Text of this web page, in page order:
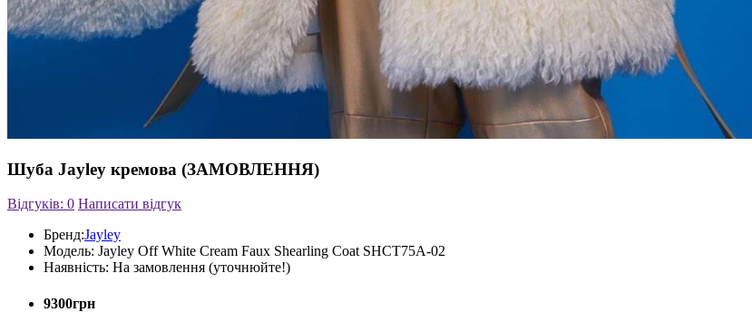
Шуба Jayley кремова (ЗАМОВЛЕННЯ)
Відгуків: 0 Написати відгук
Бренд:Jayley
Модель: Jayley Off White Сream Faux Shearling Coat SHCT75A-02
Наявність: На замовлення (уточнюйте!)
9300грн